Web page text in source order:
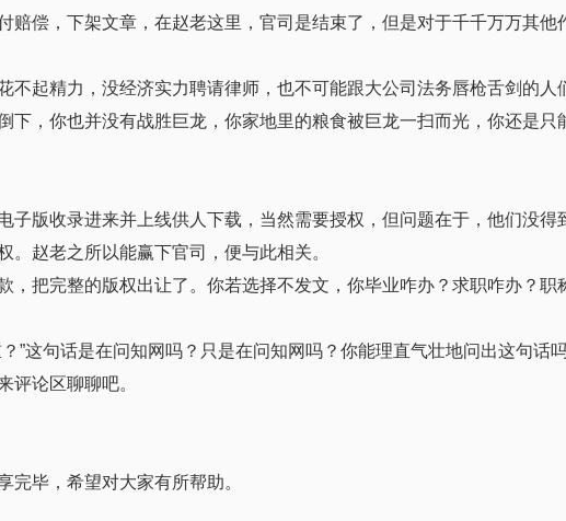
赔偿，下架文章，在赵老这里，官司是结束了，但是对于千千万万其他
不起精力，没经济实力聘请律师，也不可能跟大公司法务唇枪舌剑的人
下，你也并没有战胜巨龙，你家地里的粮食被巨龙一扫而光，你还是只
子版收录进来并上线供人下载，当然需要授权，但问题在于，他们没得
赵老之所以能赢下官司，便与此相关。
，把完整的版权出让了。你若选择不发文，你毕业咋办？求职咋办？职
”这句话是在问知网吗？只是在问知网吗？你能理直气壮地问出这句话
评论区聊聊吧。
完毕，希望对大家有所帮助。